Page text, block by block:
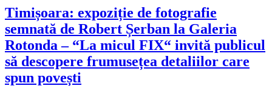
Timișoara: expoziție de fotografie
semnată de Robert Șerban la Galeria
Rotonda – “La micul FIX“ invită publicul
să descopere frumusețea detaliilor care
spun povești